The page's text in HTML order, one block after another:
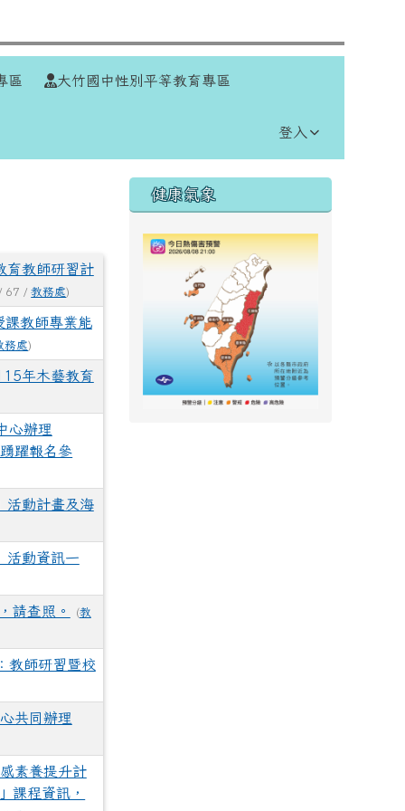
區 大竹國中性別平等教育專區
登入
育教師研習計
/ 67 /教務處)
課教師專業能
務處)
年木藝教育
心辦理
躍報名參
活動計畫及海
活動資訊一
請查照。 (教
教師研習暨校
共同辦理
素養提升計
課程資訊，
右邊區域內容
健康氣象